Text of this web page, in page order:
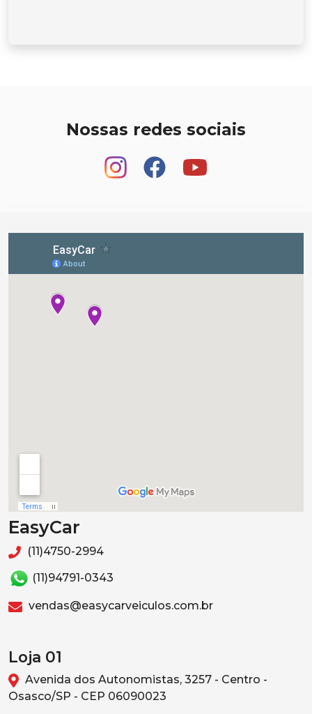
Nossas redes sociais
EasyCar
(11)4750-2994
(11)94791-0343
vendas@easycarveiculos.com.br
Loja 01
Avenida dos Autonomistas, 3257 - Centro -
Osasco/SP - CEP 06090023